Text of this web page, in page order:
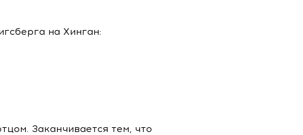
на Хинган:
Заканчивается тем, что